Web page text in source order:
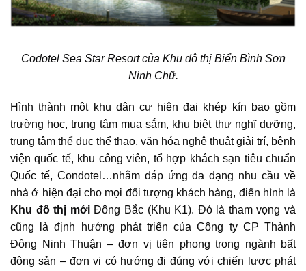
Codotel Sea Star Resort của Khu đô thị Biển Bình Sơn
Ninh Chữ.
Hình thành một khu dân cư hiện đại khép kín bao gồm
trường học, trung tâm mua sắm, khu biệt thự nghĩ dưỡng,
trung tâm thể dục thể thao, văn hóa nghệ thuật giải trí, bệnh
viện quốc tế, khu công viên, tổ hợp khách sạn tiêu chuẩn
Quốc tế, Condotel…nhằm đáp ứng đa dạng nhu cầu về
nhà ở hiện đại cho mọi đối tượng khách hàng, điển hình là
Khu đô thị mới Đông Bắc (Khu K1). Đó là tham vọng và
cũng là định hướng phát triển của Công ty CP Thành
Đông Ninh Thuận – đơn vị tiên phong trong ngành bất
động sản – đơn vị có hướng đi đúng với chiến lược phát